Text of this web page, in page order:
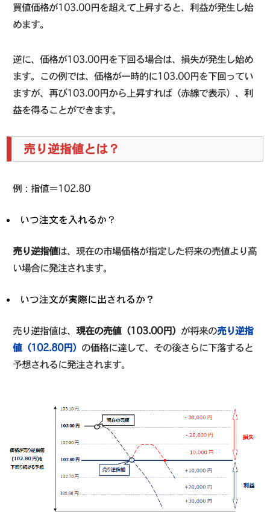
買値価格が103.00円を超えて上昇すると、利益が発生し始
めます。
逆に、価格が103.00円を下回る場合は、損失が発生し始め
ます。この例では、価格が一時的に103.00円を下回ってい
ますが、再び103.00円から上昇すれば（赤線で表示）、利
益を得ることができます。
売り逆指値とは？
例：指値＝102.80
いつ注文を入れるか？
売り逆指値は、現在の市場価格が指定した将来の売値より高
い場合に発注されます。
いつ注文が実際に出されるか？
売り逆指値は、現在の売値（103.00円） が将来の売り逆指
値（102.80円） の価格に達して、その後さらに下落すると
予想されるに発注されます。